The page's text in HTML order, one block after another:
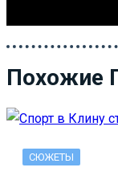
Похожие
СЮЖЕТЫ